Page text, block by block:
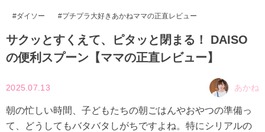
ダイソー プチプラ大好きあかねママの正直レビュー
サクッとすくえて、ピタッと閉まる！ DAISO
の便利スプーン【ママの正直レビュー】
2025.07.13 あかね
朝の忙しい時間、子どもたちの朝ごはんやおやつの準備っ
て、どうしてもバタバタしがちですよね。特にシリアルの